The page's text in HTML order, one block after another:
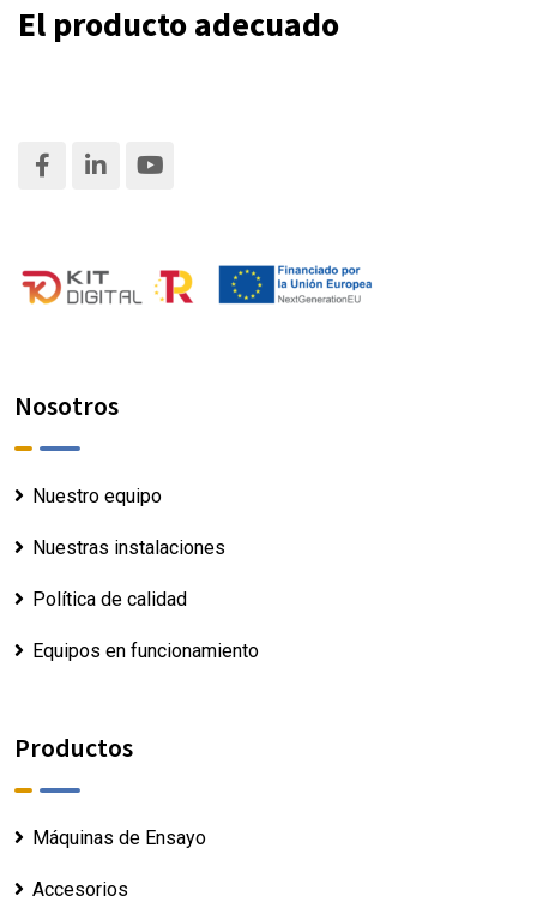
El producto adecuado
Nosotros
Nuestro equipo
Nuestras instalaciones
Política de calidad
Equipos en funcionamiento
Productos
Máquinas de Ensayo
Accesorios